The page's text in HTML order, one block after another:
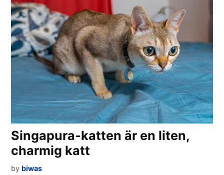
Singapura-katten är en liten,
charmig katt
by biwas